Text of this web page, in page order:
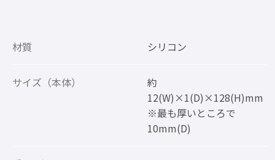
材質 シリコン
サイズ（本体）
約
12(W)×1(D)×128(H)mm
※最も厚いところで
10mm(D)